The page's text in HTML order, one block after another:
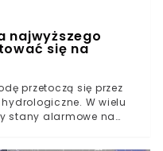
najwyższego
się na
przetoczą się przez
hydrologiczne. W wielu
stany alarmowe na